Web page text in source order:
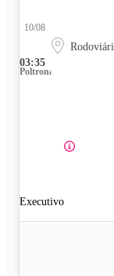
03:35
10/08
Poltrona
Executivo